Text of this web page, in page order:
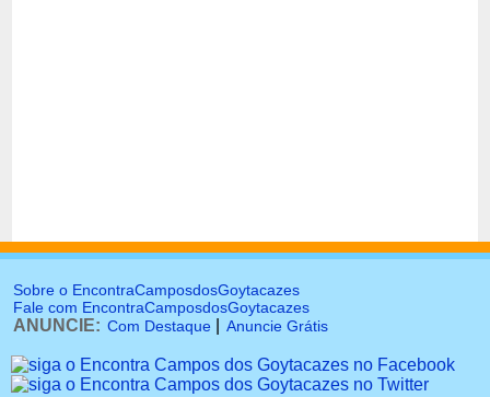
Sobre o EncontraCamposdosGoytacazes
Fale com EncontraCamposdosGoytacazes
ANUNCIE: Com Destaque Anuncie Grátis